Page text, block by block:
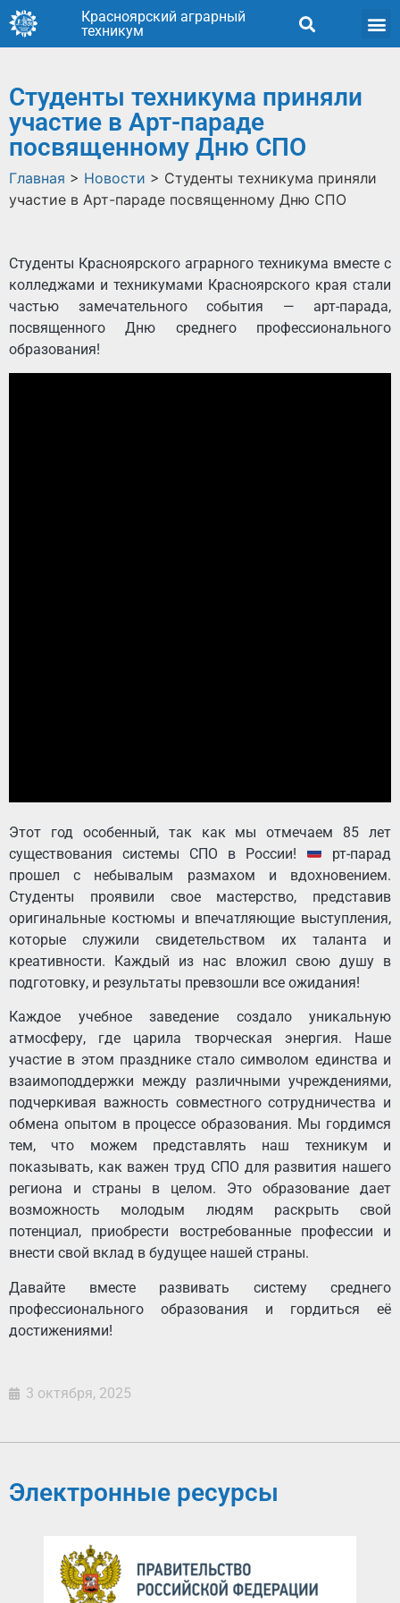
Красноярский аграрный
техникум
Студенты техникума приняли
участие в Арт-параде
посвященному Дню СПО
Главная > Новости > Студенты техникума приняли
участие в Арт-параде посвященному Дню СПО
Студенты Красноярского аграрного техникума вместе с
колледжами и техникумами Красноярского края стали
частью замечательного события — арт-парада,
посвященного Дню среднего профессионального
образования!
Этот год особенный, так как мы отмечаем 85 лет
существования системы СПО в России!
рт-парад
прошел с небывалым размахом и вдохновением.
Студенты проявили свое мастерство, представив
оригинальные костюмы и впечатляющие выступления,
которые служили свидетельством их таланта и
креативности. Каждый из нас вложил свою душу в
подготовку, и результаты превзошли все ожидания!
Каждое учебное заведение создало уникальную
атмосферу, где царила творческая энергия. Наше
участие в этом празднике стало символом единства и
взаимоподдержки между различными учреждениями,
подчеркивая важность совместного сотрудничества и
обмена опытом в процессе образования. Мы гордимся
тем, что можем представлять наш техникум и
показывать, как важен труд СПО для развития нашего
региона и страны в целом. Это образование дает
возможность молодым людям раскрыть свой
потенциал, приобрести востребованные профессии и
внести свой вклад в будущее нашей страны.
Давайте вместе развивать систему среднего
профессионального образования и гордиться её
достижениями!
3 октября, 2025
Электронные ресурсы